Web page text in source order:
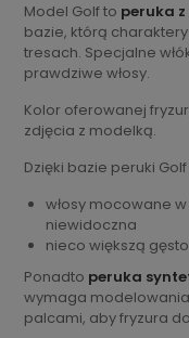
Model Golf to peruka
bazie, którą
tresach. Specjalne
prawdziwe włosy.
Kolor oferowanej
zdjęcia z modelką.
Dzięki bazie peruki
włosy mocowane
niewidoczna
nieco większą
Ponadto peruka
wymaga
palcami, aby fryzura